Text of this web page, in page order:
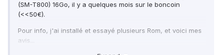
(SM-T800) 16Go, il y a quelques mois sur le boncoin
(<<50€).
Pour info, j'ai installé et essayé plusieurs Rom, et voici mes
avis...